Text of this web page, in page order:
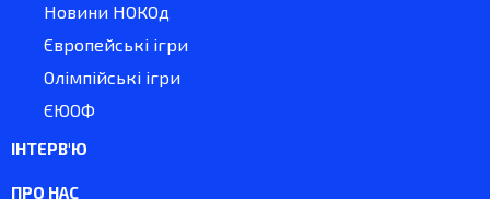
Новини НОКОд
Європейські ігри
Олімпійські ігри
ЄЮОФ
ІНТЕРВ'Ю
ПРО НАС